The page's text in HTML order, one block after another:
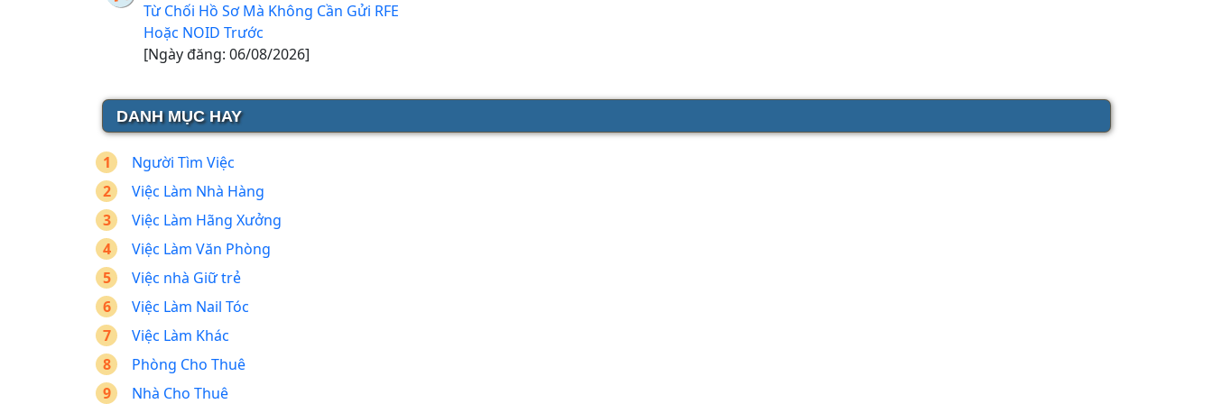
Từ Chối Hồ Sơ Mà Không Cần Gửi RFE
Hoặc NOID Trước
[Ngày đăng: 06/08/2026]
DANH MỤC HAY
Người Tìm Việc
Việc Làm Nhà Hàng
Việc Làm Hãng Xưởng
Việc Làm Văn Phòng
Việc nhà Giữ trẻ
Việc Làm Nail Tóc
Việc Làm Khác
Phòng Cho Thuê
Nhà Cho Thuê